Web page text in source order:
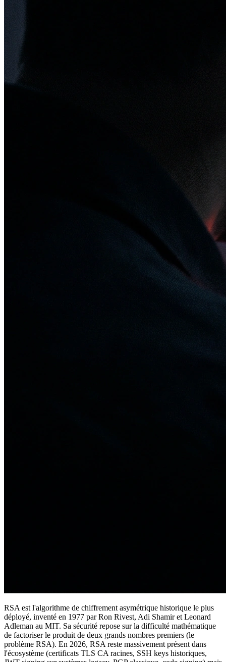
RSA est l'algorithme de chiffrement asymétrique historique le plus
déployé, inventé en 1977 par Ron Rivest, Adi Shamir et Leonard
Adleman au MIT. Sa sécurité repose sur la difficulté mathématique
de factoriser le produit de deux grands nombres premiers (le
problème RSA). En 2026, RSA reste massivement présent dans
l'écosystème (certificats TLS CA racines, SSH keys historiques,